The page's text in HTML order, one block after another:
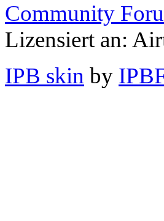
Community
Lizensiert an:
IPB skin by